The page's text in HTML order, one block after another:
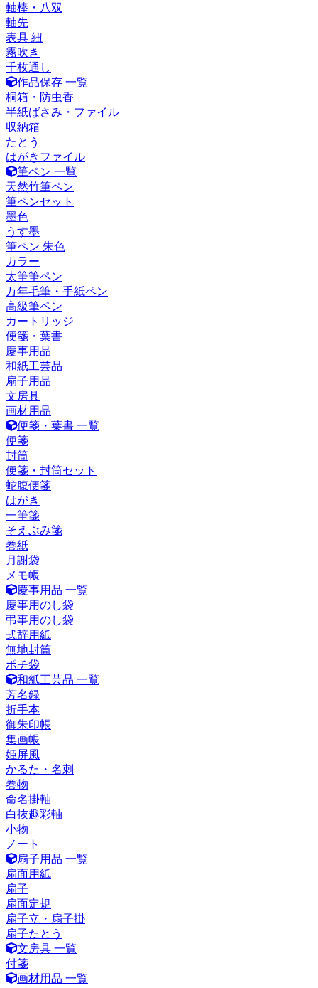
軸棒・八双
軸先
表具 紐
霧吹き
千枚通し
作品保存 一覧
桐箱・防虫香
半紙ばさみ・ファイル
収納箱
たとう
はがきファイル
筆ペン 一覧
天然竹筆ペン
筆ペンセット
墨色
うす墨
筆ペン 朱色
カラー
太筆筆ペン
万年毛筆・手紙ペン
高級筆ペン
カートリッジ
便箋・葉書
慶事用品
和紙工芸品
扇子用品
文房具
画材用品
便箋・葉書 一覧
便箋
封筒
便箋・封筒セット
蛇腹便箋
はがき
一筆箋
そえぶみ箋
巻紙
月謝袋
メモ帳
慶事用品 一覧
慶事用のし袋
弔事用のし袋
式辞用紙
無地封筒
ポチ袋
和紙工芸品 一覧
芳名録
折手本
御朱印帳
集画帳
姫屏風
かるた・名刺
巻物
命名掛軸
白抜趣彩軸
小物
ノート
扇子用品 一覧
扇面用紙
扇子
扇面定規
扇子立・扇子掛
扇子たとう
文房具 一覧
付箋
画材用品 一覧